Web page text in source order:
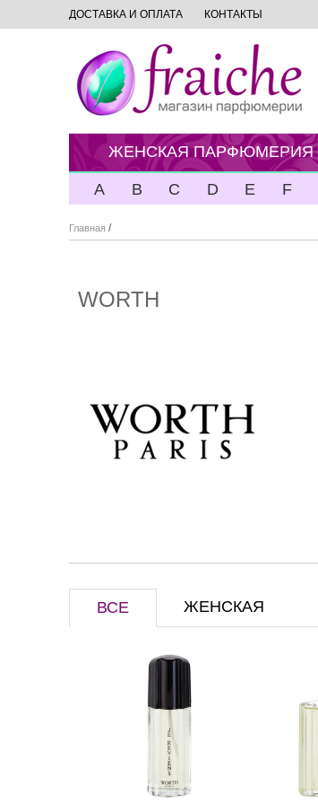
ДОСТАВКА И ОПЛАТА КОНТАКТЫ
ЖЕНСКАЯ ПАРФЮМЕРИЯ
A B C D E F
Главная /
WORTH
ВСЕ ЖЕНСКАЯ